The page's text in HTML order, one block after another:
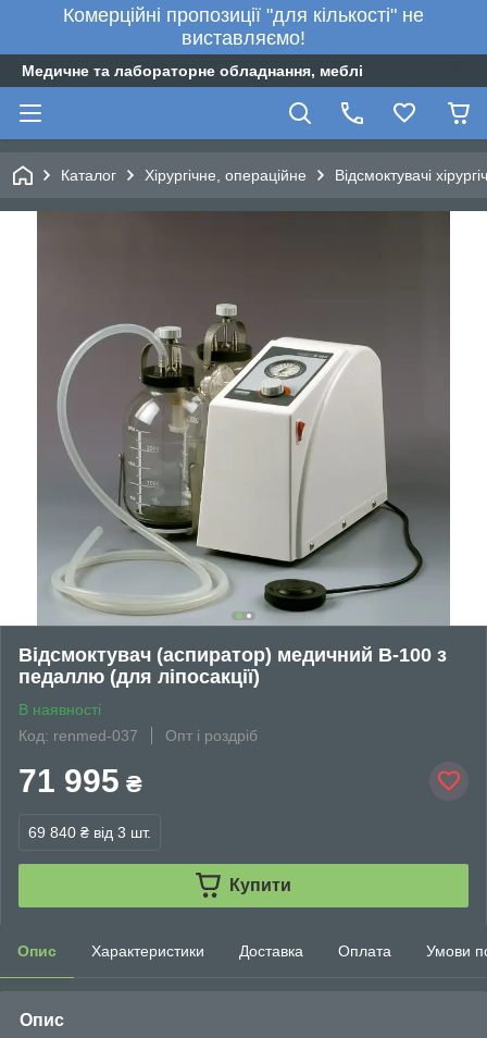
Комерційні пропозиції "для кількості" не
виставляємо!
Медичне та лабораторне обладнання, меблі
Каталог Хірургічне, операційне Відсмоктувачі
Відсмоктувач (аспиратор) медичний В-100 з
педаллю (для ліпосакції)
В наявності
Код: renmed-037
Опт і роздріб
71 995 ₴
69 840 ₴ від 3 шт.
Купити
Опис Характеристики Доставка Оплата Умови
Опис